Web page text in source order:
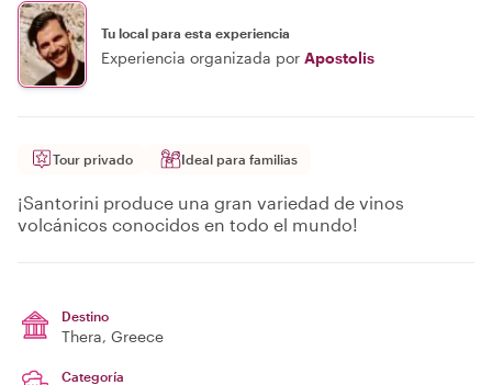
Tu local para esta experiencia
Experiencia organizada por Apostolis
Tour privado Ideal para familias
¡Santorini produce una gran variedad de vinos
volcánicos conocidos en todo el mundo!
Destino
Thera, Greece
Categoría